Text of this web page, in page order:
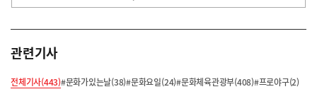
관련기사
전체기사(443)#문화가있는날(38)#문화요일(24)#문화체육관광부(408)#프로야구(2)